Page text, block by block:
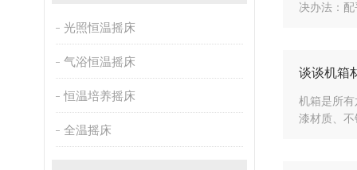
光照恒温摇床
气浴恒温摇床
恒温培养摇床
全温摇床
决办法：
谈谈机箱
机箱是所
漆材质、